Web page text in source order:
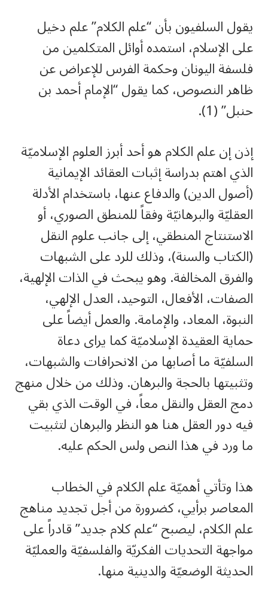
يقول السلفيون بأن “علم الكلام” علم دخيل
على الإسلام، استمده أوائل المتكلمين من
فلسفة اليونان وحكمة الفرس للإعراض عن
ظاهر النصوص، كما يقول “الإمام أحمد بن
حنبل” (1).
إذن إن علم الكلام هو أحد أبرز العلوم الإسلاميّة
الذي اهتم بدراسة إثبات العقائد الإيمانية
(أصول الدين) والدفاع عنها، باستخدام الأدلة
العقليّة والبرهانيّة وفقاً للمنطق الصوري، أو
الاستنتاج المنطقي، إلى جانب علوم النقل
(الكتاب والسنة)، وذلك للرد على الشبهات
والفرق المخالفة. وهو يبحث في الذات الإلهية،
الصفات، الأفعال، التوحيد، العدل الإلهي،
النبوة، المعاد، والإمامة. والعمل أيضاً على
حماية العقيدة الإسلاميّة كما يراى دعاة
السلفيّة ما أصابها من الانحرافات والشبهات،
وتثبيتها بالحجة والبرهان. وذلك من خلال منهج
دمج العقل والنقل معاً، في الوقت الذي بقي
فيه دور العقل هنا هو النظر والبرهان لتثبيت
ما ورد في هذا النص ولس الحكم عليه.
هذا وتأتي أهميّة علم الكلام في الخطاب
المعاصر برأيي، كضرورة من أجل تجديد مناهج
علم الكلام، ليصبح “علم كلام جديد” قادراً على
مواجهة التحديات الفكريّة والفلسفيّة والعمليّة
الحديثة الوضعيّة والدينية منها.